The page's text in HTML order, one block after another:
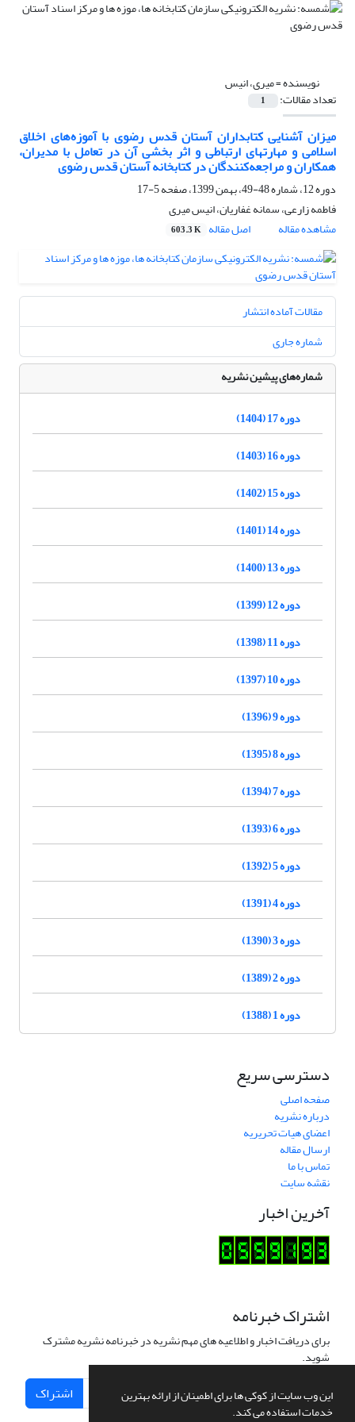
این وب سایت از کوکی ها برای اطمینان از ارائه بهترین
خدمات استفاده می کند.
نویسنده =میری، انیس
تعداد مقالات: 1
میزان آشنایی کتابداران آستان قدس رضوی با آموزه‌های اخلاق
اسلامی و مهارتهای ارتباطی و اثر بخشی آن در تعامل با مدیران،
همکاران و مراجعه‌کنندگان در کتابخانه آستان قدس رضوی
دوره 12، شماره 48-49، بهمن 1399، صفحه
5-17
فاطمه زارعی، سمانه غفاریان، انیس میری
مشاهده مقاله
اصل مقاله 603.3 K
مقالات آماده انتشار
شماره جاری
شماره‌های پیشین نشریه
دوره 17 (1404)
دوره 16 (1403)
دوره 15 (1402)
دوره 14 (1401)
دوره 13 (1400)
دوره 12 (1399)
دوره 11 (1398)
دوره 10 (1397)
دوره 9 (1396)
دوره 8 (1395)
دوره 7 (1394)
دوره 6 (1393)
دوره 5 (1392)
دوره 4 (1391)
دوره 3 (1390)
دوره 2 (1389)
دوره 1 (1388)
دسترسی سریع
صفحه اصلی
درباره نشریه
اعضای هیات تحریریه
ارسال مقاله
تماس با ما
نقشه سایت
آخرین اخبار
اشتراک خبرنامه
برای دریافت اخبار و اطلاعیه های مهم نشریه در خبرنامه نشریه مشترک
شوید.
اشتراک